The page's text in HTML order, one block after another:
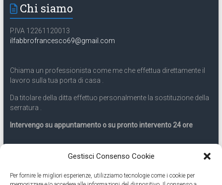
Gestisci Consenso Cookie
Per fornire le migliori esperienze, utilizziamo tecnologie come i cookie per
Chi siamo
P.IVA 12261120013
ilfabbrofrancesco69@gmail.com
Chiama un professionista come me che effettua direttamente il
lavoro sulla tua porta di casa .
Da titolare della ditta effettuo personalmente la sostituzione della
serratura .
Intervengo su appuntamento o su pronto intervento 24 ore
Servizio 24 ore